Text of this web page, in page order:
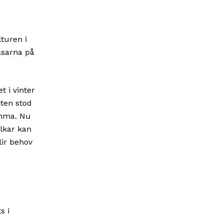
i
på
i vinter
stod
Nu
kan
behov
i